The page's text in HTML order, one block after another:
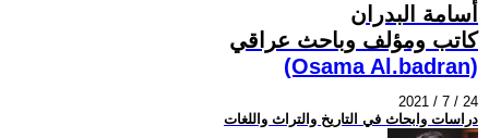
أسامة البدران
كاتب ومؤلف وباحث عراقي
(Osama Al.badran)
2021 / 7 / 24
دراسات وابحاث في التاريخ والتراث واللغات